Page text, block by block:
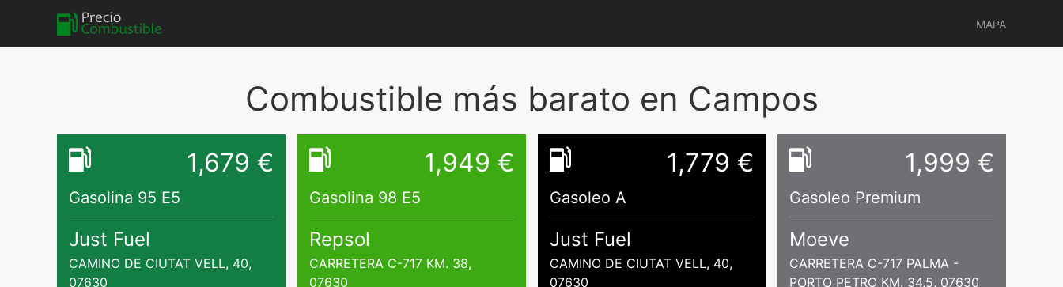
MAPA
Combustible más barato en Campos
1,679 €
Gasolina 95 E5
Just Fuel
CAMINO DE CIUTAT VELL, 40,
07630
1,949 €
Gasolina 98 E5
Repsol
CARRETERA C-717 KM. 38,
07630
1,779 €
Gasoleo A
Just Fuel
CAMINO DE CIUTAT VELL, 40,
07630
1,999 €
Gasoleo Premium
Moeve
CARRETERA C-717 PALMA -
PORTO PETRO KM. 34,5, 07630